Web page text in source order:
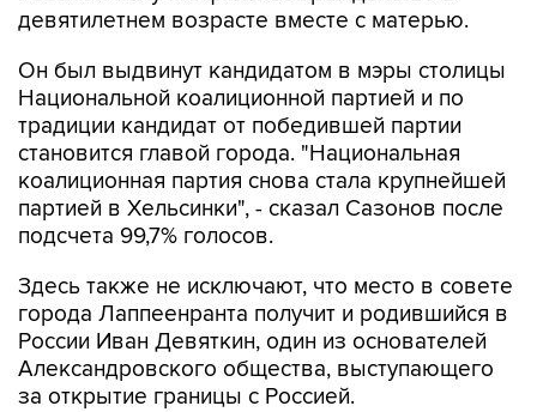
девятилетнем возрасте вместе с матерью.
Он был выдвинут кандидатом в мэры столицы
Национальной коалиционной партией и по
традиции кандидат от победившей партии
становится главой города. "Национальная
коалиционная партия снова стала крупнейшей
партией в Хельсинки", - сказал Сазонов после
подсчета 99,7% голосов.
Здесь также не исключают, что место в совете
города Лаппеенранта получит и родившийся в
России Иван Девяткин, один из основателей
Александровского общества, выступающего
за открытие границы с Россией.